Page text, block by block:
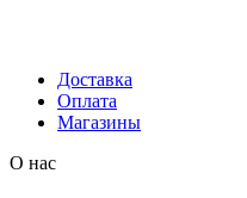
Доставка
Оплата
Магазины
О нас